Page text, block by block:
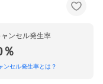
ンセル発生率
ンセル発生率とは？